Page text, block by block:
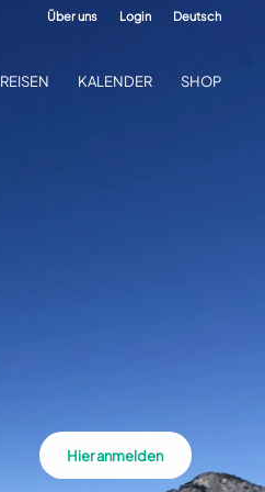
Hier anmelden
Über uns Login Deutsch
KALENDER SHOP